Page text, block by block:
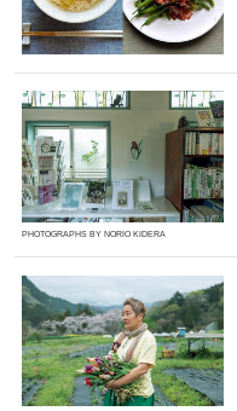
PHOTOGRAPHS BY NORIO KIDERA